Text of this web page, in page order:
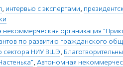
, интервью с экспертами,
некоммерческая организация
по развитию гражданского
сектора НИУ ВШЭ,
, Автономная